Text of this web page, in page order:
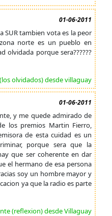
01-06-2011
SUR tambien vota es la peor
norte es un pueblo en
olvidada porque sera??????
olvidados) desde villaguay
01-06-2011
y me quede admirado de
los premios Martin Fierro,
de esta cuidad es un
porque sera que la
que ser coherente en dar
el hermano de esa persona
soy un hombre mayor y
ya que la radio es parte
(reflexion) desde Villaguay